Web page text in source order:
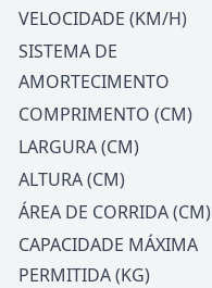
VELOCIDADE (KM/H)
SISTEMA DE
AMORTECIMENTO
COMPRIMENTO (CM)
LARGURA (CM)
ALTURA (CM)
ÁREA DE CORRIDA (CM)
CAPACIDADE MÁXIMA
PERMITIDA (KG)